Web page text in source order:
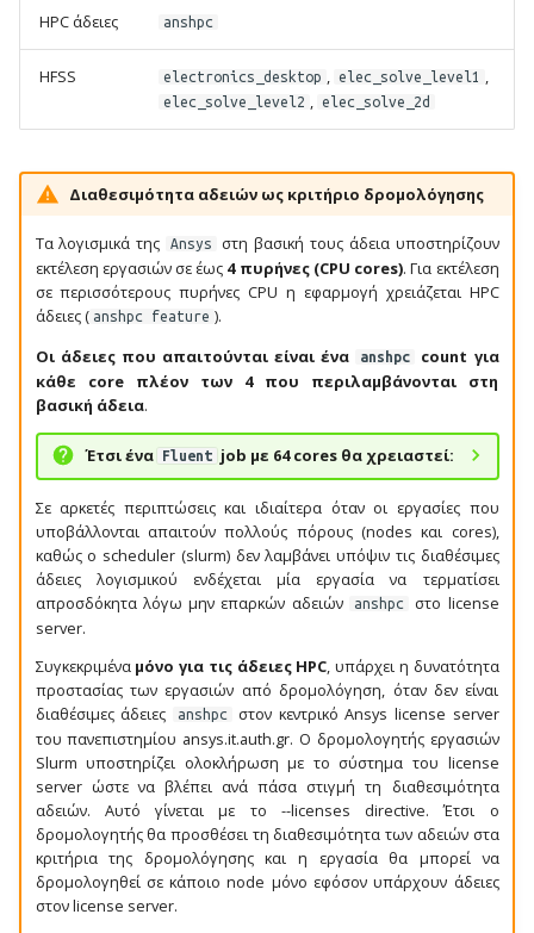
α
WebMO
gmx_MMPBSA
MaxQuant
ModelTest
MrBayes
NUPACK
mutlistrand
openCARP
PartitionFinder
PatternCNV
PLINK
PySCENIC
Quast
RAxML
RAxML-NG
HPC άδειες anshpc
HFSS electronics_desktop , elec_solve_level1 ,
elec_solve_level2 , elec_solve_2d
Διαθεσιμότητα αδειών ως κριτήριο δρομολόγησης
Τα λογισμικά της Ansys
στη βασική τους άδεια υποστηρίζουν
εκτέλεση εργασιών σε έως 4 πυρήνες (CPU cores). Για εκτέλεση
σε περισσότερους πυρήνες CPU η εφαρμογή χρειάζεται HPC
άδειες ( anshpc feature ).
Οι άδειες που απαιτούνται είναι ένα
anshpc
count για
κάθε core πλέον των 4 που περιλαμβάνονται στη
βασική άδεια.
Έτσι ένα Fluent job με 64 cores θα χρειαστεί:
Σε αρκετές περιπτώσεις και ιδιαίτερα όταν οι εργασίες που
υποβάλλονται απαιτούν πολλούς πόρους (nodes και cores),
καθώς ο scheduler (slurm) δεν λαμβάνει υπόψιν τις διαθέσιμες
άδειες λογισμικού ενδέχεται μία εργασία να τερματίσει
απροσδόκητα λόγω μην επαρκών αδειών
anshpc
στο license
server.
Συγκεκριμένα μόνο για τις άδειες HPC, υπάρχει η δυνατότητα
προστασίας των εργασιών από δρομολόγηση, όταν δεν είναι
διαθέσιμες άδειες
anshpc
στον κεντρικό Ansys license server
του πανεπιστημίου ansys.it.auth.gr. Ο δρομολογητής εργασιών
Slurm υποστηρίζει ολοκλήρωση με το σύστημα του license
server ώστε να βλέπει ανά πάσα στιγμή τη διαθεσιμότητα
αδειών. Αυτό γίνεται με το --licenses directive. Έτσι ο
δρομολογητής θα προσθέσει τη διαθεσιμότητα των αδειών στα
κριτήρια της δρομολόγησης και η εργασία θα μπορεί να
δρομολογηθεί σε κάποιο node μόνο εφόσον υπάρχουν άδειες
στον license server.